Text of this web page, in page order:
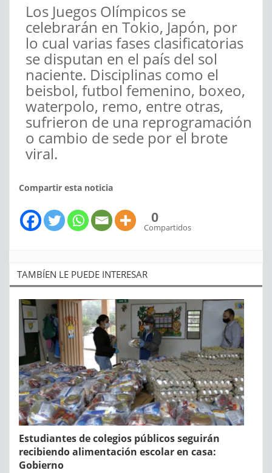
Los Juegos Olímpicos se
celebrarán en Tokio, Japón, por
lo cual varias fases clasificatorias
se disputan en el país del sol
naciente. Disciplinas como el
beisbol, futbol femenino, boxeo,
waterpolo, remo, entre otras,
sufrieron de una reprogramación
o cambio de sede por el brote
viral.
Compartir esta noticia
0
Compartidos
TAMBÍEN LE PUEDE INTERESAR
Estudiantes de colegios públicos seguirán
recibiendo alimentación escolar en casa:
Gobierno